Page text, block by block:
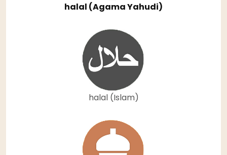
halal (Agama Yahudi)
halal (Islam)